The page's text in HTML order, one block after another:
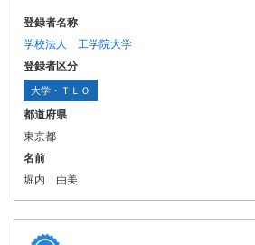
登録者名称
学校法人 工学院大学
登録者区分
大学・ＴＬＯ
都道府県
東京都
名前
堀内 由美